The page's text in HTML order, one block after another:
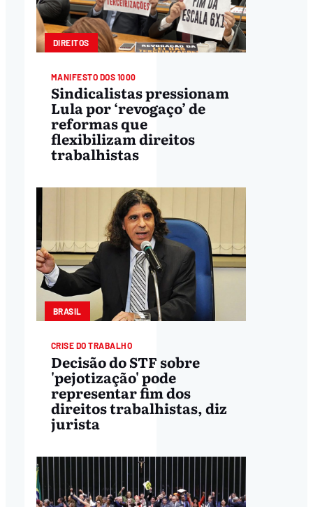
DIREITOS
MANIFESTO DOS 1000
Sindicalistas pressionam
Lula por ‘revogaço’ de
reformas que
flexibilizam direitos
trabalhistas
BRASIL
CRISE DO TRABALHO
Decisão do STF sobre
'pejotização' pode
representar fim dos
direitos trabalhistas, diz
jurista